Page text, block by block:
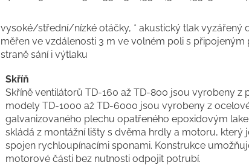
vysoké/střední/nízké otáčky, * akustický tlak vyzářený
měřen ve vzdálenosti 3 m ve volném poli s připojeným
straně sání i výtlaku
Skříň
Skříně ventilátorů TD-160 až TD-800 jsou vyrobeny z
modely TD-1000 až TD-6000 jsou vyrobeny z
galvanizovaného plechu opatřeného epoxidovým
skládá z montážní lišty s dvěma hrdly a motoru, který
spojen rychloupínacími sponami. Konstrukce
motorové části bez nutnosti odpojit potrubí.